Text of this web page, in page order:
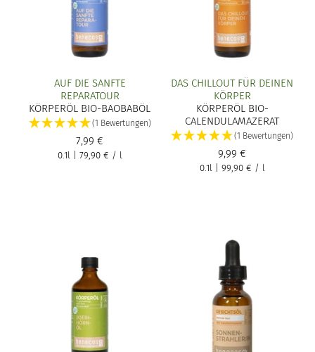
AUF DIE SANFTE
REPARATOUR
KÖRPERÖL BIO-BAOBABÖL
(1 Bewertungen)
7,99 €
0.1l| 79,90 € / l
DAS CHILLOUT FÜR DEINEN
KÖRPER
KÖRPERÖL BIO-
CALENDULAMAZERAT
(1 Bewertungen)
9,99 €
0.1l| 99,90 € / l